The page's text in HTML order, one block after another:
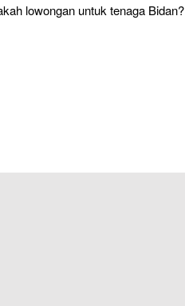
lowongan untuk tenaga Bidan?